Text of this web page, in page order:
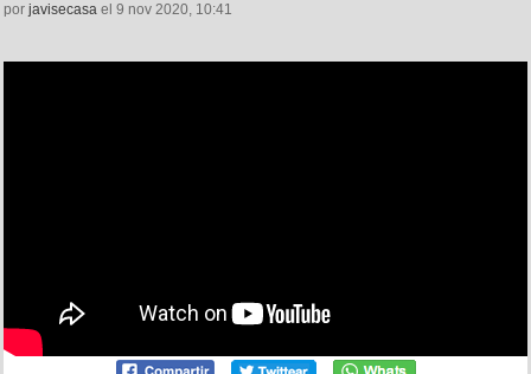
por javisecasa el 9 nov 2020, 10:41